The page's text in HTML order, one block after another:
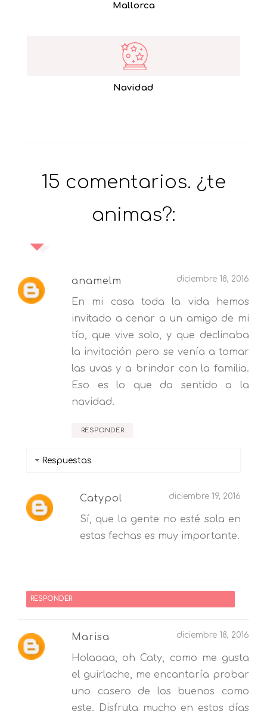
Mallorca
Navidad
15 comentarios. ¿te
animas?:
anamelm diciembre 18, 2016
En mi casa toda la vida hemos
invitado a cenar a un amigo de mi
tío, que vive solo, y que declinaba
la invitación pero se venía a tomar
las uvas y a brindar con la familia.
Eso es lo que da sentido a la
navidad.
RESPONDER
Respuestas
Catypol diciembre 19, 2016
Sí, que la gente no esté sola en
estas fechas es muy importante.
RESPONDER
Marisa diciembre 18, 2016
Holaaaa, oh Caty, como me gusta
el guirlache, me encantaría probar
uno casero de los buenos como
este. Disfruta mucho en estos días